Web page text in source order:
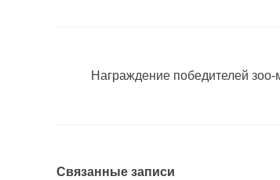
Награждение победителей
Связанные записи